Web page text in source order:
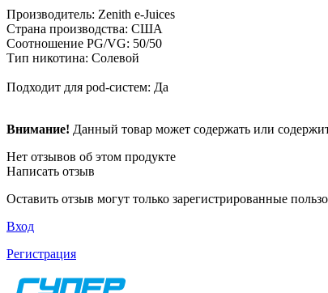
Производитель: Zenith e-Juices
Страна производства: США
Соотношение PG/VG: 50/50
Тип никотина: Солевой
Подходит для pod-систем: Да
Внимание! Данный товар может содержать или
Нет отзывов об этом продукте
Написать отзыв
Оставить отзыв могут только зарегистрированные
Вход
Регистрация